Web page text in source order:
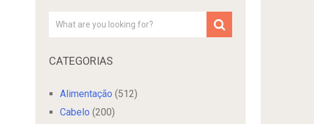
CATEGORIAS
Alimentação (512)
Cabelo (200)